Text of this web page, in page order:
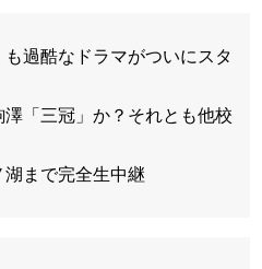
も過酷なドラマがついにスタ
「三冠」か？それとも他校
まで完全生中継